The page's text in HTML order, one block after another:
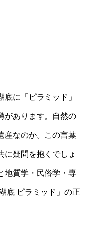
に「ピラミッド」
があります。自然の
産なのか。この言葉
に疑問を抱くでしょ
地質学・民俗学・専
底 ピラミッド」の正